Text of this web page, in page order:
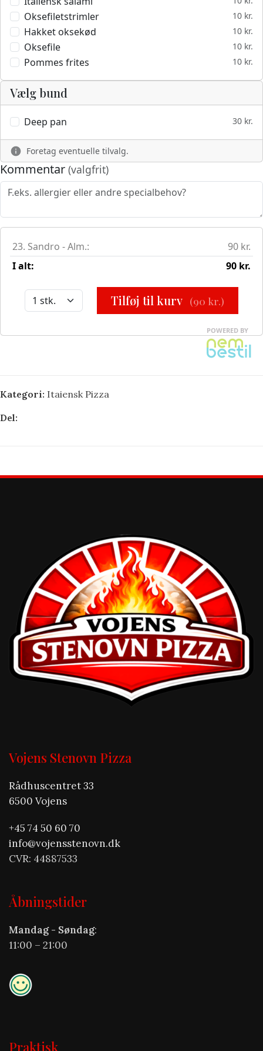
Kategori: Itaiensk Pizza
Del:
Vojens Stenovn Pizza
Rådhuscentret 33
6500 Vojens
+45 74 50 60 70
info@vojensstenovn.dk
CVR: 44887533
Åbningstider
Mandag - Søndag:
11:00 – 21:00
Praktisk